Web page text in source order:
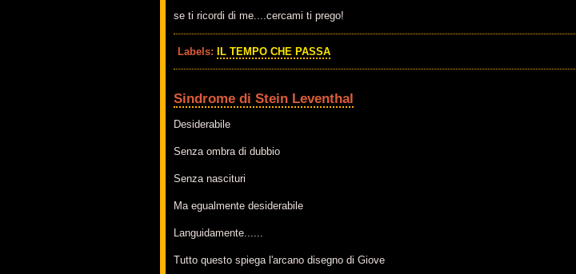
se ti ricordi di me....cercami ti prego!
Labels: IL TEMPO CHE PASSA
Sindrome di Stein Leventhal
Desiderabile
Senza ombra di dubbio
Senza nascituri
Ma egualmente desiderabile
Languidamente......
Tutto questo spiega l'arcano disegno di Giove